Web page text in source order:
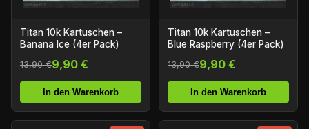
Titan 10k Kartuschen –
Banana Ice (4er Pack)
13,90 €9,90 €
In den Warenkorb
Titan 10k Kartuschen –
Blue Raspberry (4er Pack)
13,90 €9,90 €
In den Warenkorb